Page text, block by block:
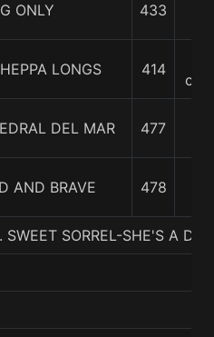
ONLY 433
LONGS 414
DEL MAR 477
AND BRAVE 478
SORREL-SHE'S A